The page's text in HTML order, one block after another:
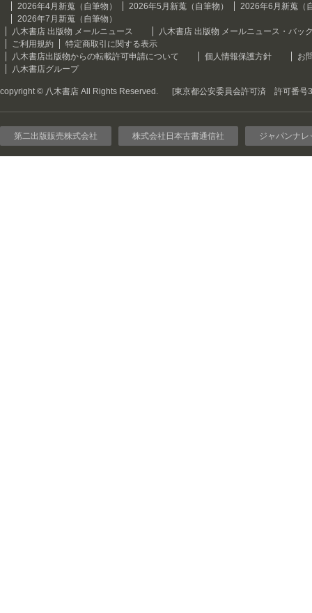
2026年4月新蒐（自筆物）
2026年5月新蒐（自筆物）
2026年6月新蒐（
2026年7月新蒐（自筆物）
八木書店 出版物 メールニュース
八木書店 出版物 メールニュース・バッ
ご利用規約
特定商取引に関する表示
八木書店出版物からの転載許可申請について
個人情報保護方針
お
八木書店グループ
copyright © 八木書店 All Rights Reserved. [東京都公安委員会許可済 許可番号
第二出版販売株式会社 株式会社日本古書通信社 ジャパンナレ